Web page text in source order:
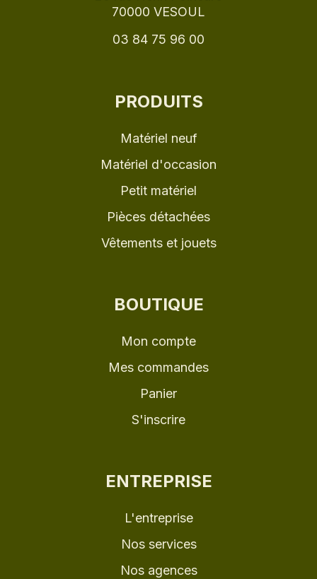
70000 VESOUL
03 84 75 96 00
PRODUITS
Matériel neuf
Matériel d'occasion
Petit matériel
Pièces détachées
Vêtements et jouets
BOUTIQUE
Mon compte
Mes commandes
Panier
S'inscrire
ENTREPRISE
L'entreprise
Nos services
Nos agences